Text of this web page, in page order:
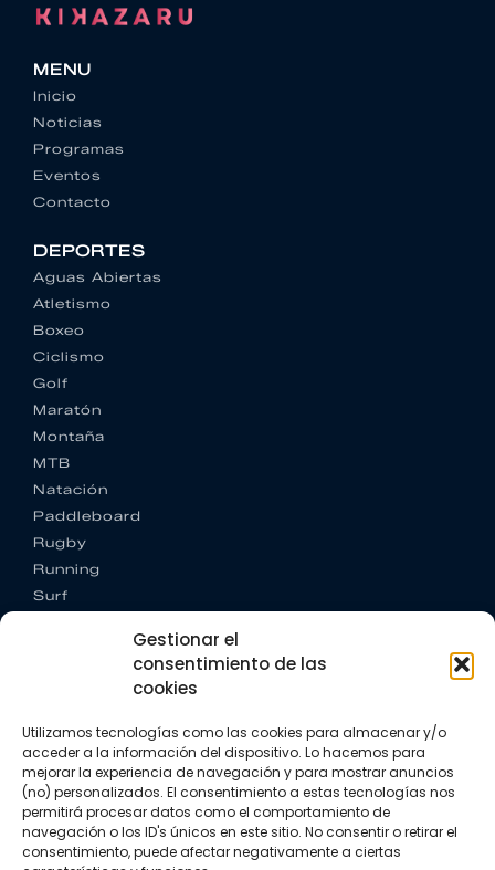
Gestionar el
consentimiento de las
cookies
Utilizamos tecnologías como las cookies para almacenar y/o
acceder a la información del dispositivo. Lo hacemos para
mejorar la experiencia de navegación y para mostrar anuncios
(no) personalizados. El consentimiento a estas tecnologías nos
permitirá procesar datos como el comportamiento de
navegación o los ID's únicos en este sitio. No consentir o retirar el
consentimiento, puede afectar negativamente a ciertas
MENU
Inicio
Noticias
Programas
Eventos
Contacto
DEPORTES
Aguas Abiertas
Atletismo
Boxeo
Ciclismo
Golf
Maratón
Montaña
MTB
Natación
Paddleboard
Rugby
Running
Surf
CONTACTO
+34 662 342 177
info@vkssport.com
SÍGUENOS